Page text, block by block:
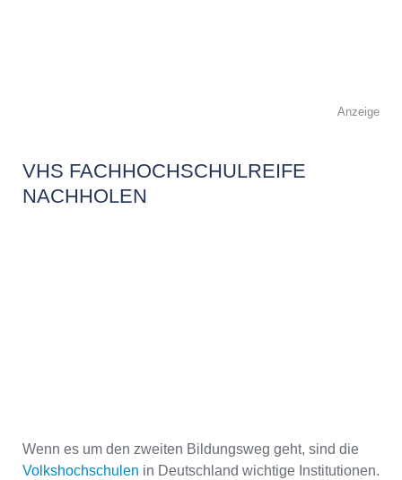
Anzeige
VHS FACHHOCHSCHULREIFE
NACHHOLEN
Wenn es um den zweiten Bildungsweg geht, sind die
Volkshochschulen in Deutschland wichtige Institutionen.